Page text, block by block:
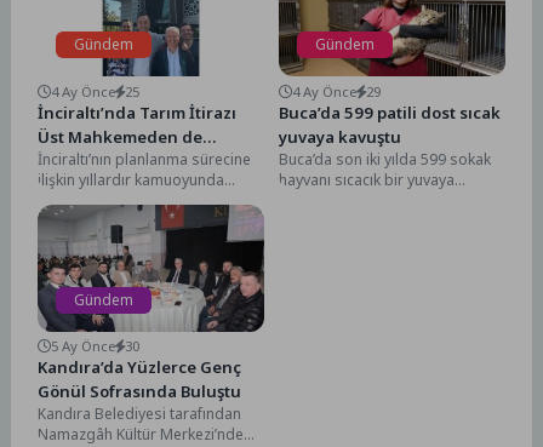
Gündem
4 Ay Önce 25
İnciraltı’nda Tarım İtirazı
Üst Mahkemeden de
Reddedildi, Planlama Süreci
Güçlenerek İlerliyor
İnciraltı’nın planlanma sürecine
ilişkin yıllardır kamuoyunda
tartışma konusu yapılan “tarım”
meselesi, yargı kararlarıyla bir
kez...
Gündem
4 Ay Önce 29
Buca’da 599 patili dost sıcak
yuvaya kavuştu
Buca’da son iki yılda 599 sokak
hayvanı sıcacık bir yuvaya
Gündem
5 Ay Önce 30
Kandıra’da Yüzlerce Genç
Gönül Sofrasında Buluştu
Kandıra Belediyesi tarafından
Namazgâh Kültür Merkezi’nde